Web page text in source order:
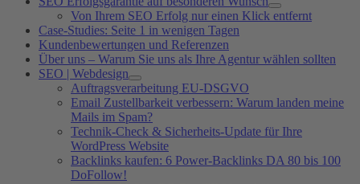
Von Ihrem SEO Erfolg nur einen Klick entfernt
Case-Studies: Seite 1 in wenigen Tagen
Kundenbewertungen und Referenzen
Über uns – Warum Sie uns als Ihre Agentur wählen sollten
SEO | Webdesign
Auftragsverarbeitung EU-DSGVO
Email Zustellbarkeit verbessern: Warum landen meine
Mails im Spam?
Technik-Check & Sicherheits-Update für Ihre
WordPress Website
Backlinks kaufen: 6 Power-Backlinks DA 80 bis 100
DoFollow!